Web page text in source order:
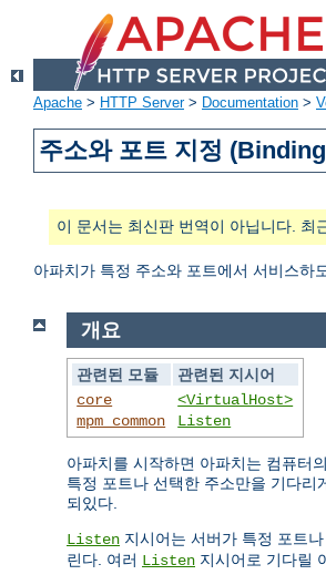
Apache > HTTP Server> Documentation >
주소와 포트 지정
이 문서는 최신판 번역이 아닙니다. 최
아파치가 특정 주소와 포트에서 서비스하
개요
관련된 모듈
관련된 지시어
core
mpm_common
<VirtualHost>
Listen
아파치를 시작하면 아파치는 컴퓨터
특정 포트나 선택한 주소만을 기다
되있다.
Listen 지시어는 서버가 특정 포트
린다. 여러 Listen 지시어로 기다릴